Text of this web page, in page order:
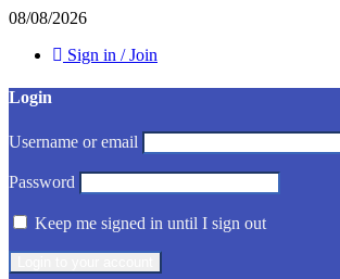
08/08/2026
Sign in / Join
Login
Username or email
Password
Keep me signed in until I sign out